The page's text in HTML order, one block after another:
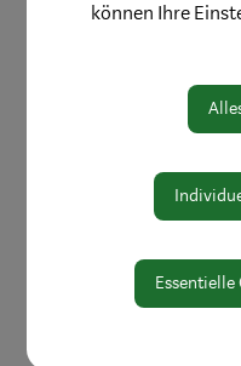
Öffnungszeiten
EU-
können Ihre
Essentielle